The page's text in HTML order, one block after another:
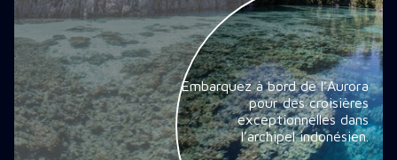
Embarquez à bord de l'Aurora
pour des croisières
exceptionnelles dans
l'archipel indonésien.